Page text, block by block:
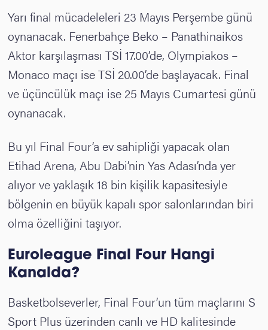
Yarı final mücadeleleri 23 Mayıs Perşembe günü
oynanacak. Fenerbahçe Beko – Panathinaikos
Aktor karşılaşması TSİ 17.00’de, Olympiakos –
Monaco maçı ise TSİ 20.00’de başlayacak. Final
ve üçüncülük maçı ise 25 Mayıs Cumartesi günü
oynanacak.
Bu yıl Final Four’a ev sahipliği yapacak olan
Etihad Arena, Abu Dabi’nin Yas Adası’nda yer
alıyor ve yaklaşık 18 bin kişilik kapasitesiyle
bölgenin en büyük kapalı spor salonlarından biri
olma özelliğini taşıyor.
Euroleague Final Four Hangi
Kanalda?
Basketbolseverler, Final Four’un tüm maçlarını S
Sport Plus üzerinden canlı ve HD kalitesinde